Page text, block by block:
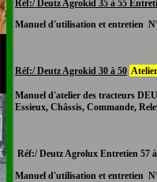
Réf:/ Deutz Agrokid 35 à 55
Manuel d'utilisation et entretien
Réf:/ Deutz Agrokid 30 à 50 Atelier
Manuel d'atelier des tracteurs
Essieux, Châssis, Commande,
Réf:/ Deutz Agrolux Entretien 57
Manuel d'utilisation et entretien